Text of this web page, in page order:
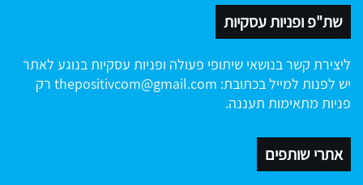
שת"פ ופניות עסקיות
ליצירת קשר בנושאי שיתופי פעולה ופניות עסקיות בנוגע לאתר
יש לפנות למייל בכתובת: thepositivcom@gmail.com רק
פניות מתאימות תעננה.
אתרי שותפים